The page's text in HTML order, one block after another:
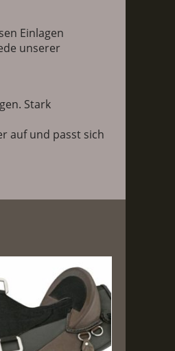
Einlagen
unserer
Stark
auf und passt sich